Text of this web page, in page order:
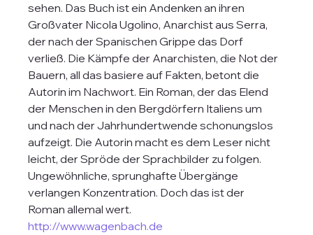
sehen. Das Buch ist ein Andenken an ihren
Großvater Nicola Ugolino, Anarchist aus Serra,
der nach der Spanischen Grippe das Dorf
verließ. Die Kämpfe der Anarchisten, die Not der
Bauern, all das basiere auf Fakten, betont die
Autorin im Nachwort. Ein Roman, der das Elend
der Menschen in den Bergdörfern Italiens um
und nach der Jahrhundertwende schonungslos
aufzeigt. Die Autorin macht es dem Leser nicht
leicht, der Spröde der Sprachbilder zu folgen.
Ungewöhnliche, sprunghafte Übergänge
verlangen Konzentration. Doch das ist der
Roman allemal wert.
http://www.wagenbach.de